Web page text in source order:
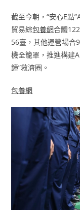
截至今朝，“安心E點
貿易綜包養網合體
56臺，其他運營場合
機全籠罩，推進構建
鐘”救濟圈。
包養網